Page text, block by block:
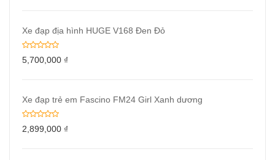
Xe đạp địa hình HUGE V168 Đen Đỏ
5,700,000 ₫
Xe đạp trẻ em Fascino FM24 Girl Xanh dương
2,899,000 ₫